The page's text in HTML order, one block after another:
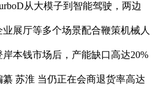
从大模子到智能驾驶，两边
展厅等多个场景配合鞭策机械人
本钱市场后，产能缺口高达20%
苏淮 当仍正在会商退货率高达